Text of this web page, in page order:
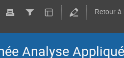
Retour à
Analyse